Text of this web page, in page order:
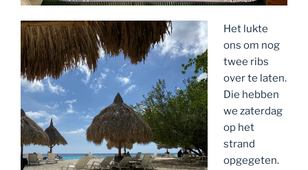
Het lukte
ons om nog
twee ribs
over te laten.
Die hebben
we zaterdag
op het
strand
opgegeten.